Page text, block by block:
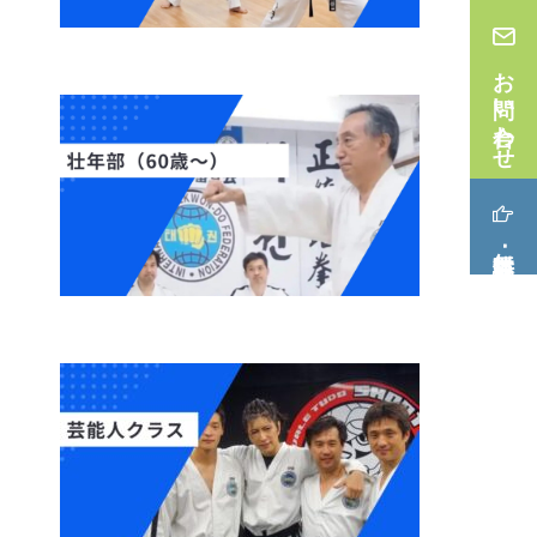
お問い合わせ
無料体験･見学